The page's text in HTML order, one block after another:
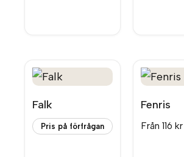
Falk
Pris på förfrågan
Fenris
Från 116 kr